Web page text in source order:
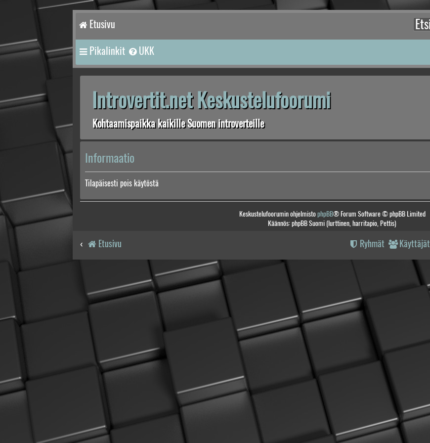
Etusivu
Pikalinkit UKK
Introvertit.net Keskustelufoorumi
Kohtaamispaikka kaikille Suomen introverteille
Informaatio
Tilapäisesti pois käytöstä
Keskustelufoorumin ohjelmistophpBB® Forum Software © phpBB Limited
Käännös: phpBB Suomi (lurttinen, harritapio, Pettis)
Etusivu Käyttäjät
Ryhmät